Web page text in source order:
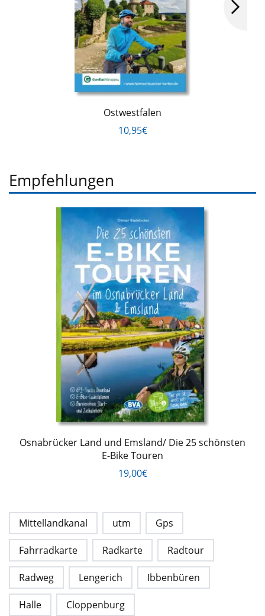
Ostwestfalen
10,95€
Empfehlungen
Osnabrücker Land und Emsland/ Die 25 schönsten
E-Bike Touren
19,00€
Mittellandkanal utm Gps
Fahrradkarte Radkarte Radtour
Radweg Lengerich Ibbenbüren
Halle Cloppenburg